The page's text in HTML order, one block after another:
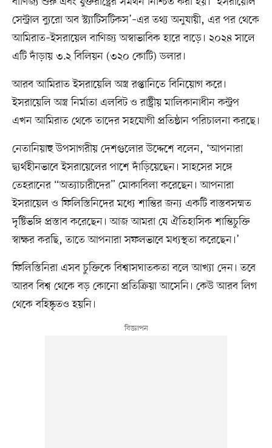
সেন্ট্রাল ব্যুরো অব স্ট্যাটিসটিকস’–এর তথ্য অনুযায়ী, এর পর থেকে
আমিরাত–ইসরায়েল বাণিজ্য অস্বাভাবিক হারে বাড়ে। ২০২৪ সালে
এটি দাঁড়ায় ৩.২ বিলিয়ন (৩২০ কোটি) ডলার।
আরব আমিরাত ইসরায়েলি অস্ত্র রপ্তানিতে বিনিয়োগ করে।
ইসরায়েলি অস্ত্র নির্মাতা এলবিট ও রাষ্ট্রীয় মালিকানাধীন কন্ট্রপ
এখন আমিরাত থেকে তাদের সহযোগী প্রতিষ্ঠান পরিচালনা করছে।
নেতানিয়াহু উপসাগরীয় দেশগুলোর উদ্দেশে বলেন, ‘আপনারা
দ্ব্যর্থহীনভাবে ইসরায়েলের পাশে দাঁড়িয়েছেন। সাহসের সঙ্গে
তেহরানের “অত্যাচারীদের” মোকাবিলা করেছেন। আপনারা
ইসরায়েল ও ফিলিস্তিনিদের মধ্যে শান্তির জন্য একটি বাস্তবসম্মত
দৃষ্টিভঙ্গি প্রস্তাব করেছেন। আজ আমরা যে ঐতিহাসিক শান্তিচুক্তি
স্বাক্ষর করছি, তাতে আপনারা সফলভাবে মধ্যস্থতা করেছেন।’
ফিলিস্তিনিরা এসব চুক্তিকে বিশ্বাসঘাতকতা বলে আখ্যা দেন। তবে
আরব বিশ্ব থেকে বড় কোনো প্রতিক্রিয়া আসেনি। কেউ আরব লিগ
থেকে বহিষ্কৃতও হয়নি।